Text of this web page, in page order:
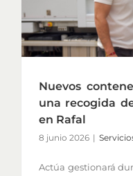
Nuevos
una recogida
en Rafal
8 junio 2026 |
Actúa gestionará